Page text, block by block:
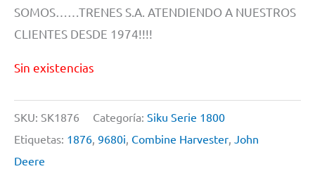
SOMOS……TRENES S.A. ATENDIENDO A NUESTROS
CLIENTES DESDE 1974!!!!
Sin existencias
SKU: SK1876 Categoría: Siku Serie 1800
Etiquetas: 1876 9680i Combine Harvester
John
Deere